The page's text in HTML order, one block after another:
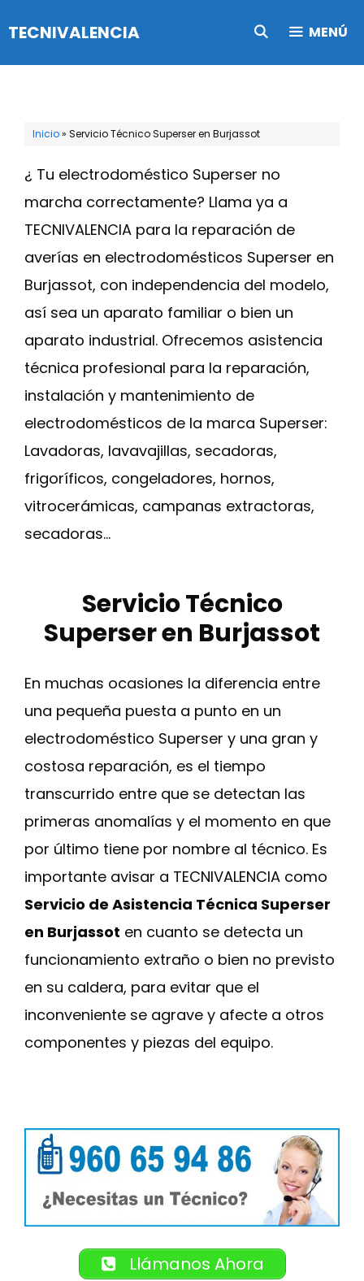
al
contenido
TECNIVALENCIA MENÚ
Inicio» Servicio Técnico Superser en Burjassot
¿ Tu electrodoméstico Superser no
marcha correctamente? Llama ya a
TECNIVALENCIA para la reparación de
averías en electrodomésticos Superser en
Burjassot, con independencia del modelo,
así sea un aparato familiar o bien un
aparato industrial. Ofrecemos asistencia
técnica profesional para la reparación,
instalación y mantenimiento de
electrodomésticos de la marca Superser:
Lavadoras, lavavajillas, secadoras,
frigoríficos, congeladores, hornos,
vitrocerámicas, campanas extractoras,
secadoras…
Servicio Técnico
Superser en Burjassot
En muchas ocasiones la diferencia entre
una pequeña puesta a punto en un
electrodoméstico Superser y una gran y
costosa reparación, es el tiempo
transcurrido entre que se detectan las
primeras anomalías y el momento en que
por último tiene por nombre al técnico. Es
importante avisar a TECNIVALENCIA como
Servicio de Asistencia Técnica Superser
en Burjassot en cuanto se detecta un
funcionamiento extraño o bien no previsto
en su caldera, para evitar que el
inconveniente se agrave y afecte a otros
componentes y piezas del equipo.
Llámanos Ahora